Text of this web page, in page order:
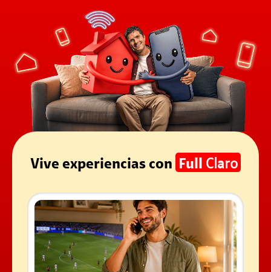
Vive experiencias con Full Claro